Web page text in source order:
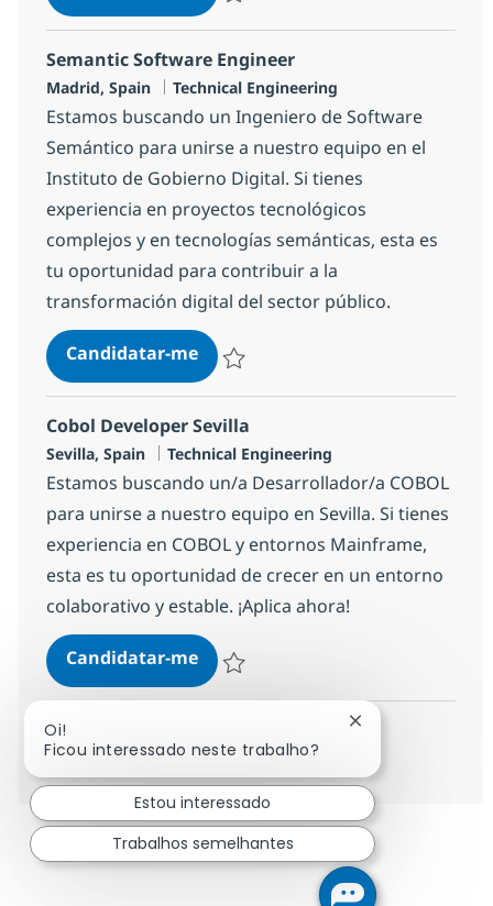
Semantic Software Engineer
Localização
Madrid, Spain Categoria
Technical Engineering
Estamos buscando un Ingeniero de Software
Semántico para unirse a nuestro equipo en el
Instituto de Gobierno Digital. Si tienes
experiencia en proyectos tecnológicos
complejos y en tecnologías semánticas, esta es
tu oportunidad para contribuir a la
transformación digital del sector público.
Candidatar-meSemantic Software Engineer
Cobol Developer Sevilla
Localização
Sevilla, Spain Categoria
Technical Engineering
Estamos buscando un/a Desarrollador/a COBOL
para unirse a nuestro equipo en Sevilla. Si tienes
experiencia en COBOL y entornos Mainframe,
esta es tu oportunidad de crecer en un entorno
colaborativo y estable. ¡Aplica ahora!
Candidatar-meCobol Developer Sevilla
Ver mais
Oi!
Ficou interessado neste trabalho?
Fechar
Estou interessado
Trabalhos semelhantes